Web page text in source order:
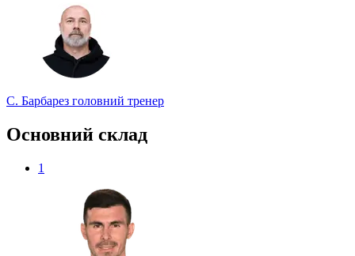
С. Барбарез головний тренер
Основний склад
1